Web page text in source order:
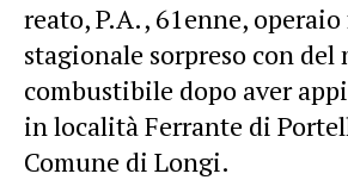
reato, P.A., 61enne,
stagionale sorpreso con del
combustibile dopo aver
in località Ferrante di
Comune di Longi.